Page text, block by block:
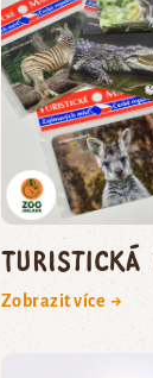
Turistická
Zobrazit více →